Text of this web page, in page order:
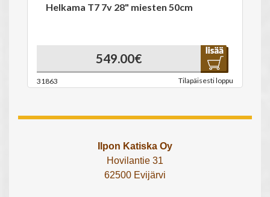
Helkama T7 7v 28" miesten 50cm
549.00€
31863 Tilapäisesti loppu
Ilpon Katiska Oy
Hovilantie 31
62500 Evijärvi